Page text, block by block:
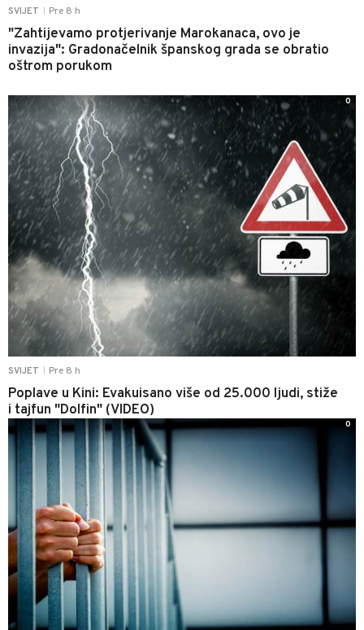
SVIJET Pre 8 h
"Zahtijevamo protjerivanje Marokanaca, ovo je
invazija": Gradonačelnik španskog grada se obratio
oštrom porukom
SVIJET Pre 8 h
Poplave u Kini: Evakuisano više od 25.000 ljudi, stiže
i tajfun "Dolfin" (VIDEO)
0
0